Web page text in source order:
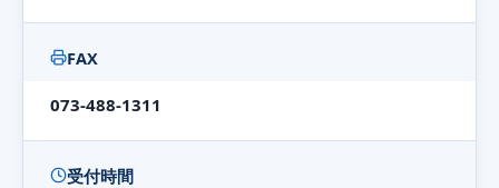
FAX
073-488-1311
受付時間